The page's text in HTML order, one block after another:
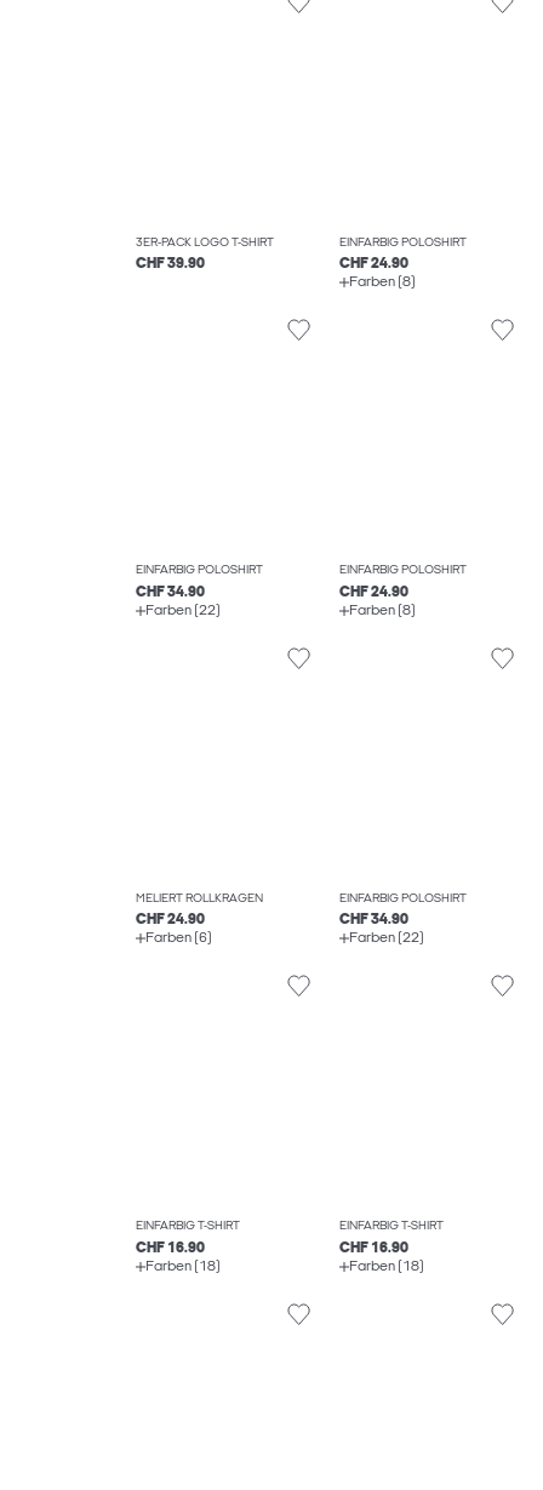
3ER-PACK LOGO T-SHIRT
CHF 39.90
EINFARBIG POLOSHIRT
CHF 24.90
Farben (8)
EINFARBIG POLOSHIRT
CHF 34.90
Farben (22)
EINFARBIG POLOSHIRT
CHF 24.90
Farben (8)
MELIERT ROLLKRAGEN
CHF 24.90
Farben (6)
EINFARBIG POLOSHIRT
CHF 34.90
Farben (22)
EINFARBIG T-SHIRT
CHF 16.90
Farben (18)
EINFARBIG T-SHIRT
CHF 16.90
Farben (18)